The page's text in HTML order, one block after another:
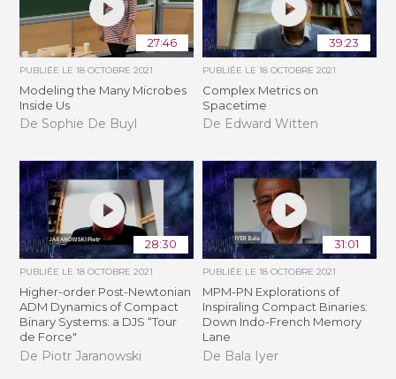
27:46
PUBLIÉE LE18 OCTOBRE 2021
Modeling the Many Microbes
Inside Us
De Sophie De Buyl
39:23
PUBLIÉE LE 18 OCTOBRE 2021
Complex Metrics on
Spacetime
De Edward Witten
28:30
PUBLIÉE LE18 OCTOBRE 2021
Higher-order Post-Newtonian
ADM Dynamics of Compact
Binary Systems: a DJS “Tour
de Force"
De Piotr Jaranowski
31:01
PUBLIÉE LE 18 OCTOBRE 2021
MPM-PN Explorations of
Inspiraling Compact Binaries:
Down Indo-French Memory
Lane
De Bala Iyer